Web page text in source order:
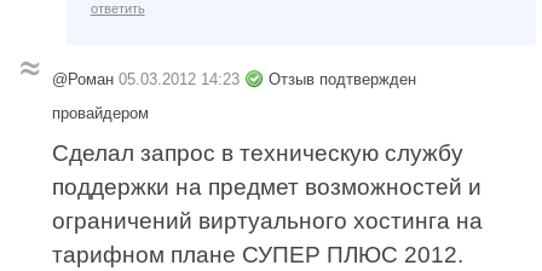
ответить
@Роман 05.03.2012 14:23
Отзыв подтвержден
провайдером
Сделал запрос в техническую службу
поддержки на предмет возможностей и
ограничений виртуального хостинга на
тарифном плане СУПЕР ПЛЮС 2012.